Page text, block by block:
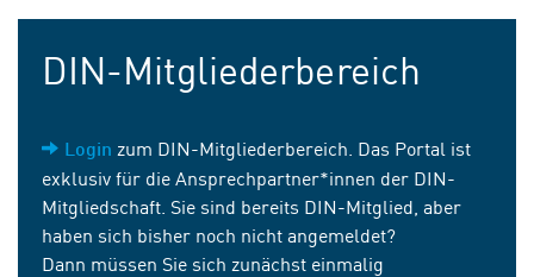
DIN-Mitgliederbereich
Login zum DIN-Mitgliederbereich. Das Portal ist
exklusiv für die Ansprechpartner*innen der DIN-
Mitgliedschaft. Sie sind bereits DIN-Mitglied, aber
haben sich bisher noch nicht angemeldet?
Dann müssen Sie sich zunächst einmalig